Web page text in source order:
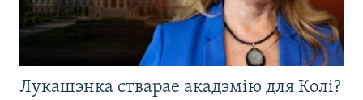
Лукашэнка стварае акадэмію для Колі?